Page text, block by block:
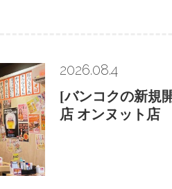
2026.08.4
[バンコクの新規
店 オンヌット店